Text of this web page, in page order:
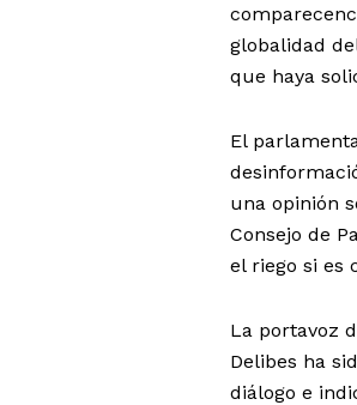
globalidad
que haya
El
una opinión
Consejo de
el riego si es
La portavoz
Delibes ha
diálogo e